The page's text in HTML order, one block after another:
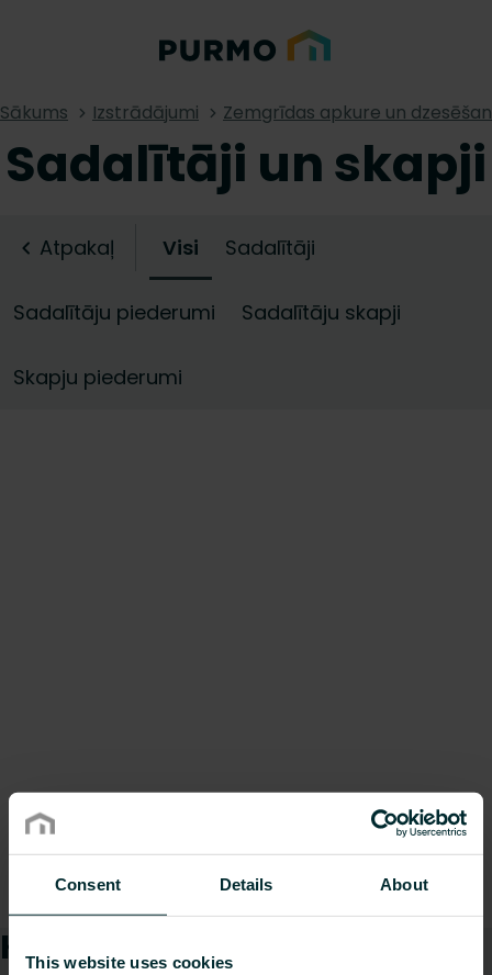
Consent Details About
This website uses cookies
Sākums Izstrādājumi Zemgrīdas apkure un
Sadalītāji un skapji
Atpakaļ Visi Sadalītāji
Sadalītāju piederumi Sadalītāju skapji
Skapju piederumi
Kā mēs varam Jums